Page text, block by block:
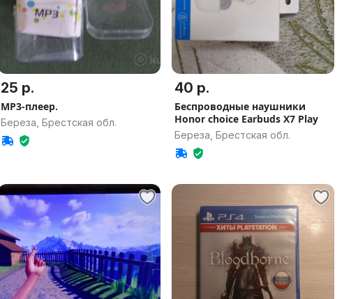
25 р.
МР3-плеер.
Береза, Брестская обл.
40 р.
Беспроводные наушники
Honor choice Earbuds X7 Play
Береза, Брестская обл.